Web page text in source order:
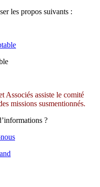
les propos suivants :
assiste le comité
missions susmentionnés.
?